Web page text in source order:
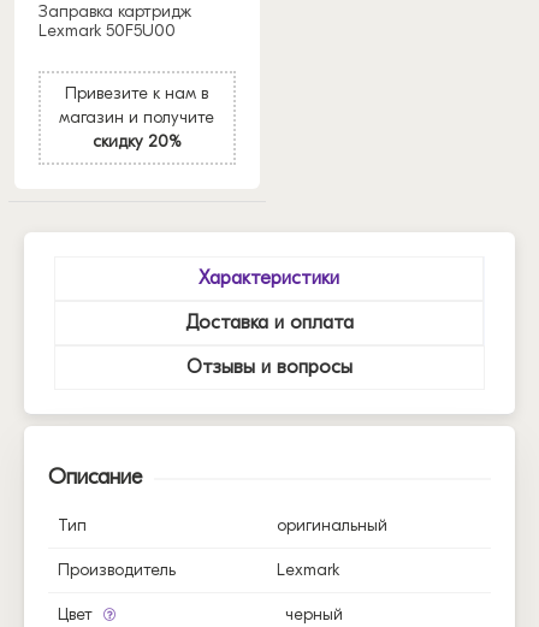
Заправка картридж
Lexmark 50F5U00
Привезите к нам в
магазин и получите
скидку 20%
Характеристики
Доставка и оплата
Отзывы и вопросы
Описание
Тип оригинальный
Производитель Lexmark
Цвет черный